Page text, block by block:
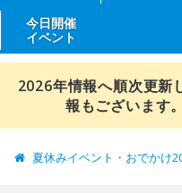
今日開催
イベント
2026年情報へ順次更新
報もございます
夏休みイベント・おでかけ